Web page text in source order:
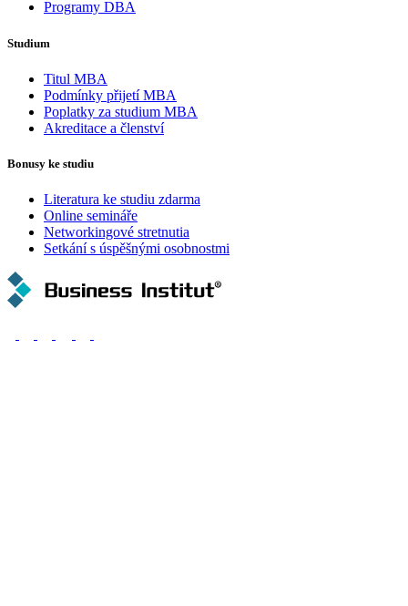
Programy DBA
Studium
Titul MBA
Podmínky přijetí MBA
Poplatky za studium MBA
Akreditace a členství
Bonusy ke studiu
Literatura ke studiu zdarma
Online semináře
Networkingové stretnutia
Setkání s úspěšnými osobnostmi